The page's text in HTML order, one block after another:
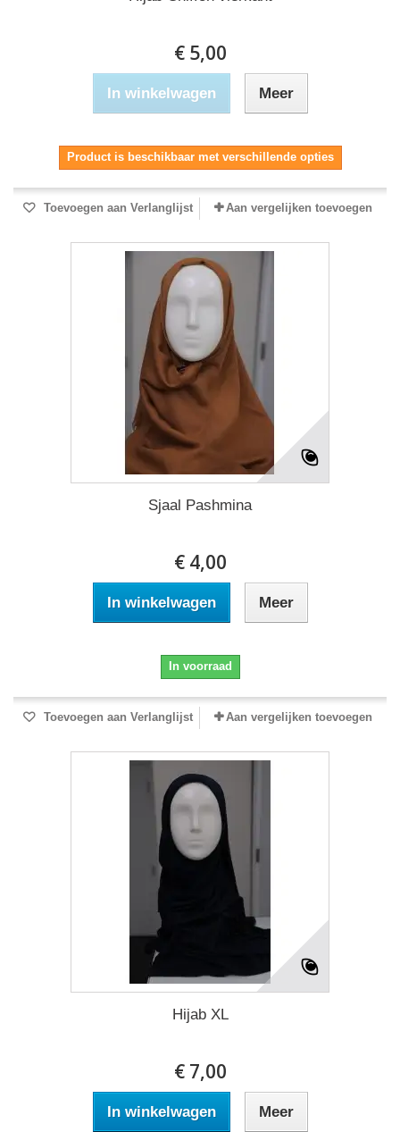
€ 5,00
In winkelwagen Meer
Product is beschikbaar met verschillende opties
Toevoegen aan Verlanglijst Aan vergelijken toevoegen
Sjaal Pashmina
€ 4,00
In winkelwagen Meer
In voorraad
Toevoegen aan Verlanglijst Aan vergelijken toevoegen
Hijab XL
€ 7,00
In winkelwagen Meer